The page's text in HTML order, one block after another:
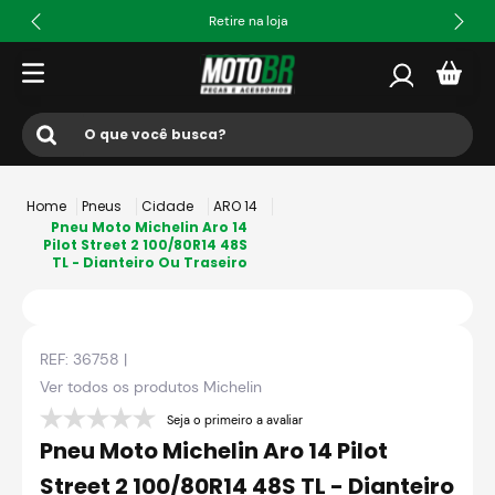
Retire na loja
O que você busca?
º ls2
º norisk
5º jaqueta
6 º bau
7º axxis fenix
Pneus Cidade
ARO 14
Pneu Moto Michelin Aro 14
Pilot Street 2 100/80R14 48S
TL - Dianteiro Ou Traseiro
REF: 36758 |
Ver todos os produtos Michelin
Seja o primeiro a avaliar
Pneu Moto Michelin Aro 14 Pilot
Street 2 100/80R14 48S TL - Dianteiro